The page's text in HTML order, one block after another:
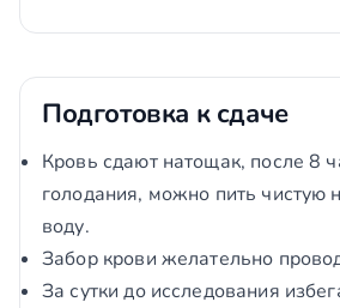
Подготовка к сдаче
Кровь сдают натощак, после 8
голодания, можно пить чистую
воду.
Забор крови желательно
За сутки до исследования